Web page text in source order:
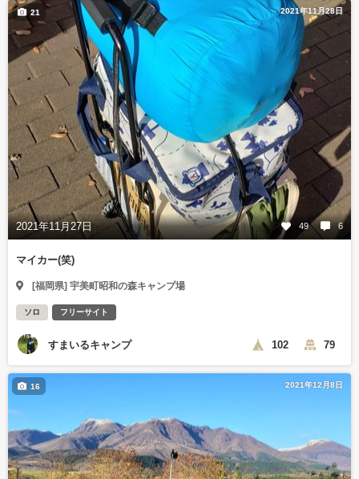
2021年11月28日
2021年11月27日 49 6
21
マイカー(笑)
[福岡県] 宇美町昭和の森キャンプ場
ソロ フリーサイト
すまいるキャンプ 102 79
2021年12月8日
16